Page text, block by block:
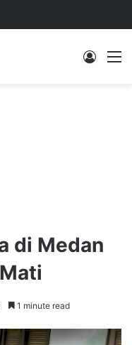
Log In
di Medan
1 minute read